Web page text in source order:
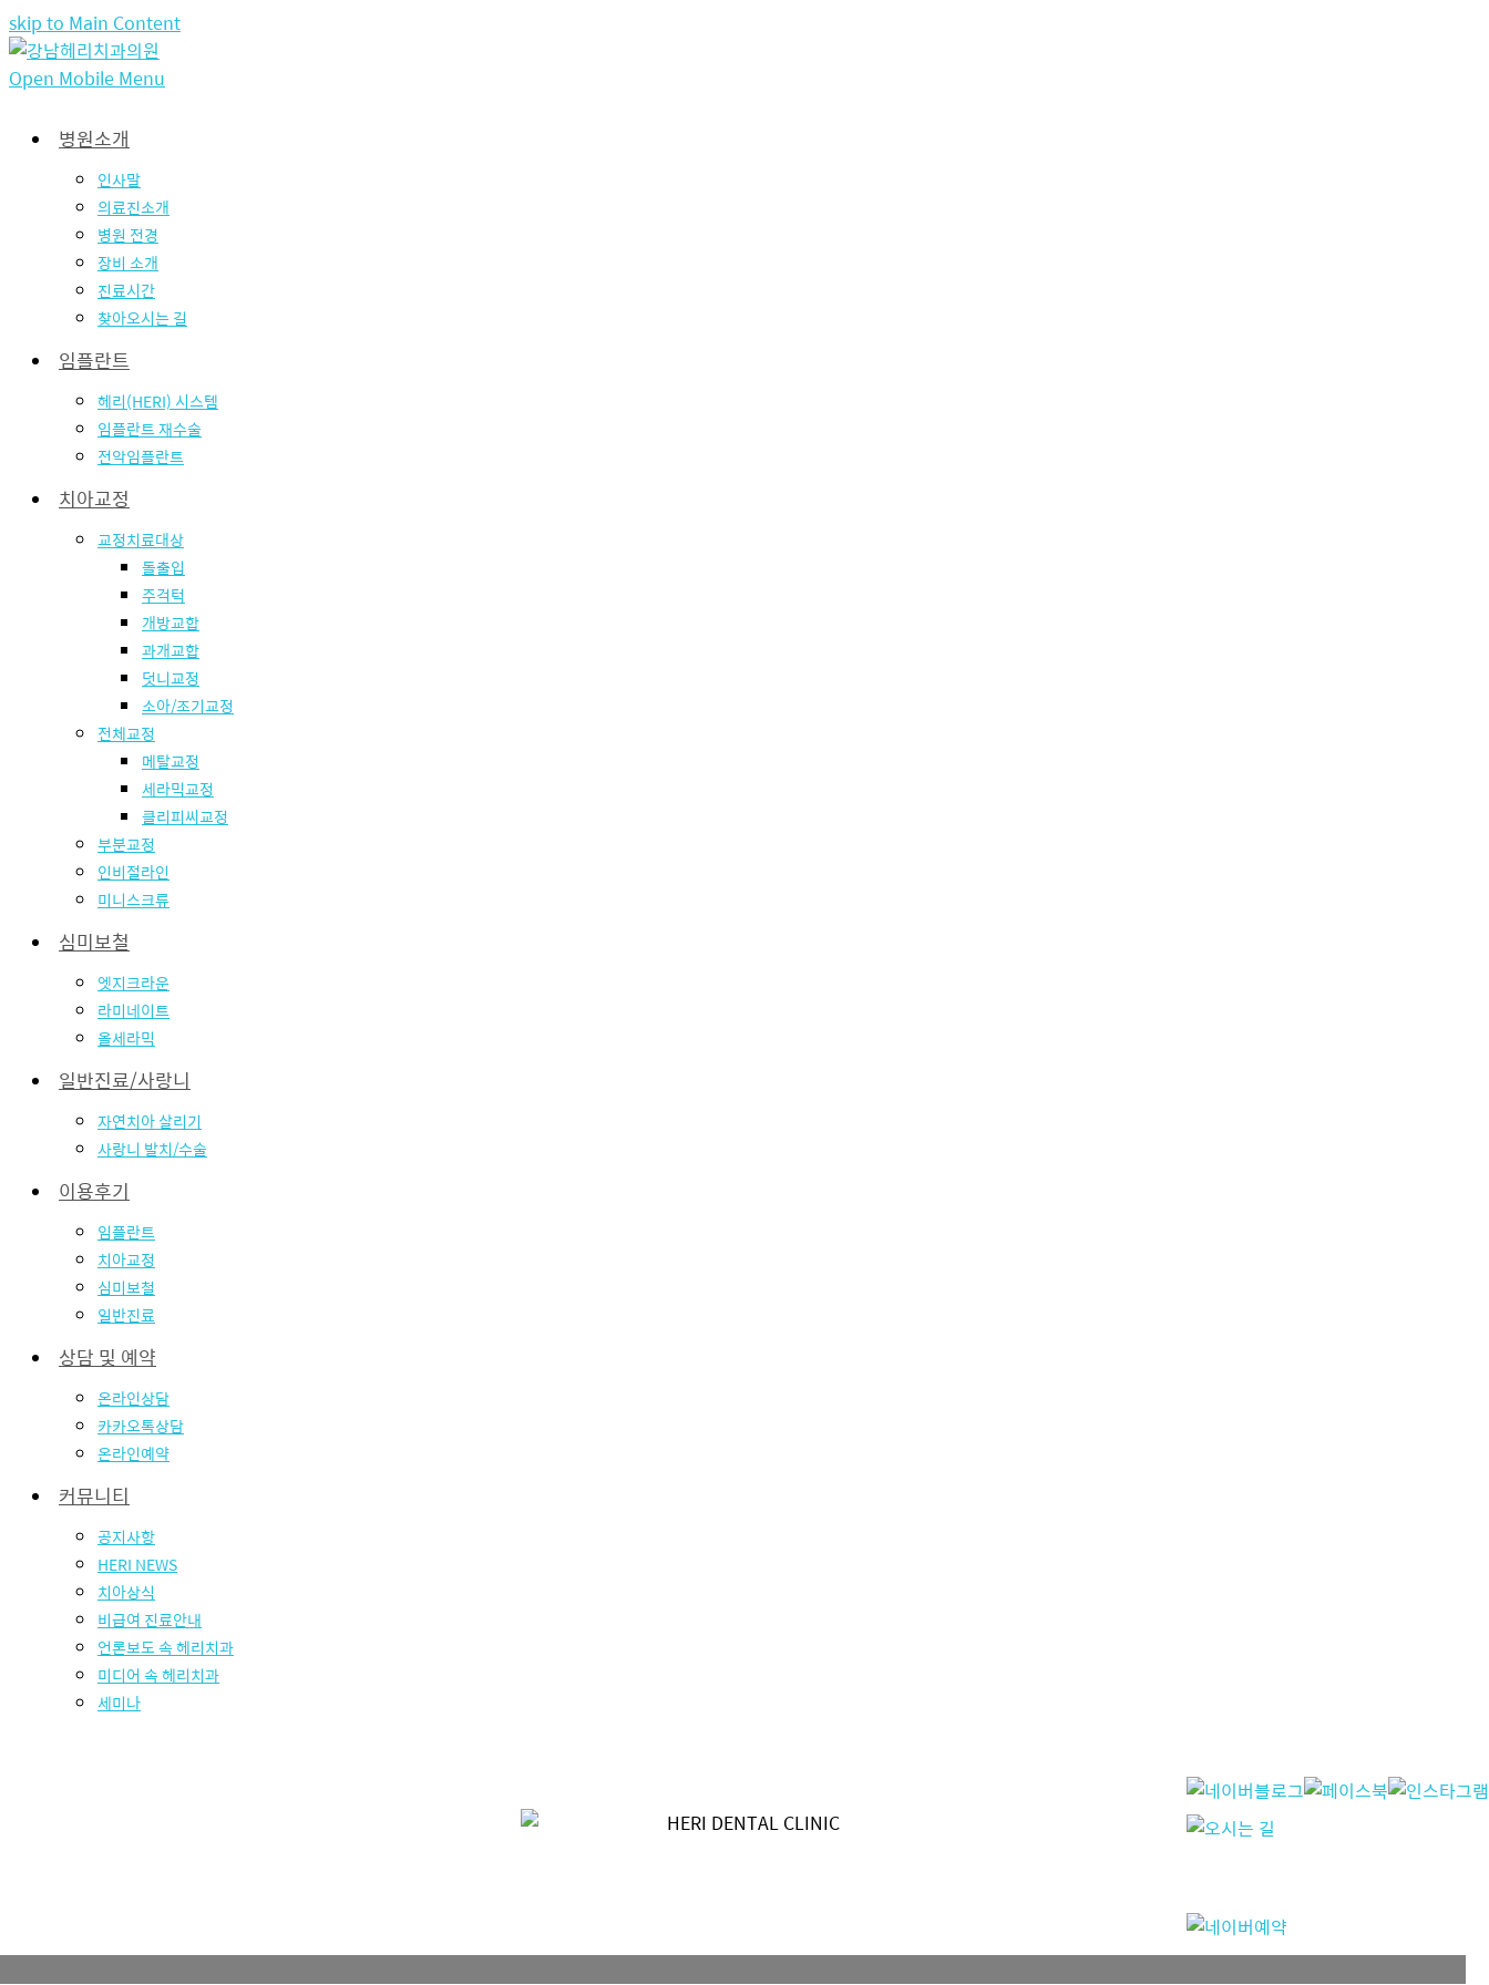
skip to Main Content
Open Mobile Menu
병원소개
인사말
의료진소개
병원 전경
장비 소개
진료시간
찾아오시는 길
임플란트
헤리(HERI) 시스템
임플란트 재수술
전악임플란트
치아교정
교정치료대상
돌출입
주걱턱
개방교합
과개교합
덧니교정
소아/조기교정
전체교정
메탈교정
세라믹교정
클리피씨교정
부분교정
인비절라인
미니스크류
심미보철
엣지크라운
라미네이트
올세라믹
일반진료/사랑니
자연치아 살리기
사랑니 발치/수술
이용후기
임플란트
치아교정
심미보철
일반진료
상담 및 예약
온라인상담
카카오톡상담
온라인예약
커뮤니티
공지사항
HERI NEWS
치아상식
비급여 진료안내
언론보도 속 헤리치과
미디어 속 헤리치과
세미나